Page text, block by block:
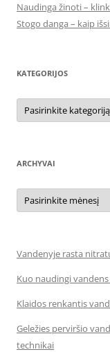
Naudinga žinoti –
Stogo danga – kaip
KATEGORIJOS
Kategorijos
ARCHYVAI
Archyvai
Vandenyje rasta
Kuo naudingi
Klaidos renkantis
Geležies perviršio
technikai